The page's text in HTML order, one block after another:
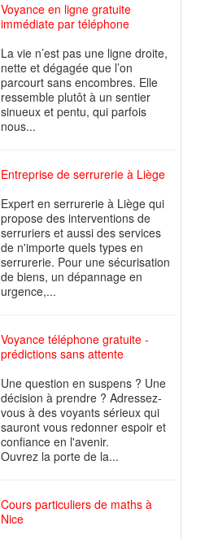
Voyance en ligne gratuite
immédiate par téléphone
La vie n’est pas une ligne droite,
nette et dégagée que l’on
parcourt sans encombres. Elle
ressemble plutôt à un sentier
sinueux et pentu, qui parfois
nous...
Entreprise de serrurerie à Liège
Expert en serrurerie à Liège qui
propose des interventions de
serruriers et aussi des services
de n'importe quels types en
serrurerie. Pour une sécurisation
de biens, un dépannage en
urgence,...
Voyance téléphone gratuite -
prédictions sans attente
Une question en suspens ? Une
décision à prendre ? Adressez-
vous à des voyants sérieux qui
sauront vous redonner espoir et
confiance en l'avenir.
Ouvrez la porte de la...
Cours particuliers de maths à
Nice